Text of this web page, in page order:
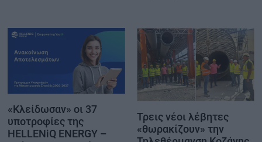
«Κλείδωσαν» οι 37
υποτροφίες της
HELLENiQ ENERGY –
Τρεις νέοι λέβητες
«θωρακίζουν» την